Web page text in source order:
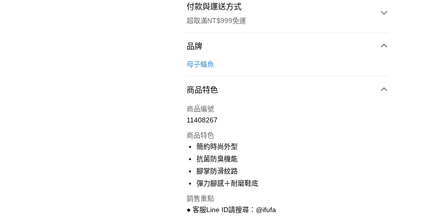
付款與運送方式
超取滿NT$999免運
付款方式
信用卡一次付款
Apple Pay
街口支付
悠遊付
Google Pay
AFTEE先享後付
品牌
母子鱷魚
商品特色
商品編號
11408267
商品特色
簡約時尚外型
抗菌防臭機能
腳掌防滑紋路
彈力腳感＋耐磨鞋底
銷售重點
● 客服Line ID請搜尋：@ifufa